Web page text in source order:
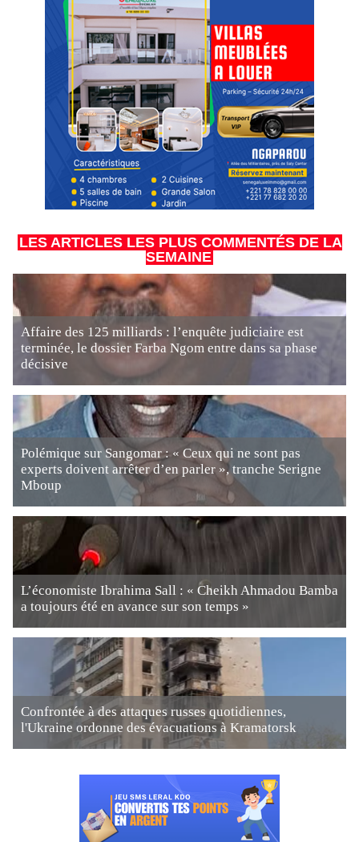
LES ARTICLES LES PLUS COMMENTÉS DE LA
SEMAINE
Affaire des 125 milliards : l’enquête judiciaire est
terminée, le dossier Farba Ngom entre dans sa phase
décisive
Polémique sur Sangomar : « Ceux qui ne sont pas
experts doivent arrêter d’en parler », tranche Serigne
Mboup
L’économiste Ibrahima Sall : « Cheikh Ahmadou Bamba
a toujours été en avance sur son temps »
Confrontée à des attaques russes quotidiennes,
l'Ukraine ordonne des évacuations à Kramatorsk